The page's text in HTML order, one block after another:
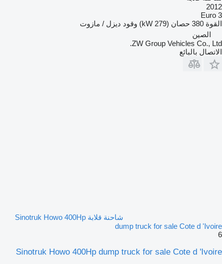
2012
Euro 3
القوة 380 حصان (279 kW) وقود ديزل / مازوت
الصين
ZW Group Vehicles Co., Ltd.
الاتصال بالبائع
شاحنة قلابة Sinotruk Howo 400Hp
dump truck for sale Cote d 'Ivoire
6
Sinotruk Howo 400Hp dump truck for sale Cote d 'Ivoire